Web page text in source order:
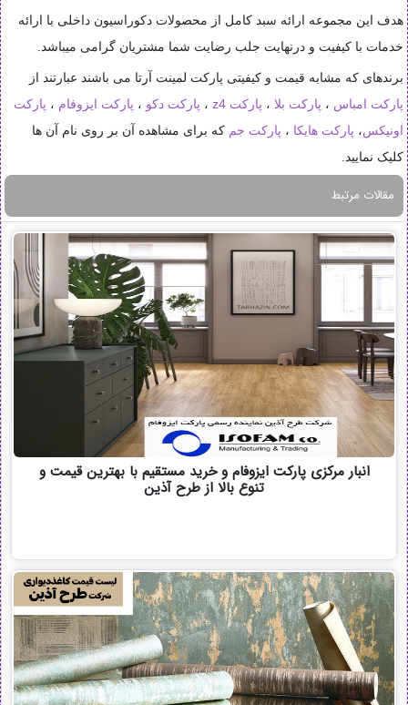
هدف این مجموعه ارائه سبد کامل از محصولات دکوراسیون داخلی با ارائه
خدمات با کیفیت و درنهایت جلب رضایت شما مشتریان گرامی میباشد.
برندهای که مشابه قیمت و کیفیتی پارکت لمینت آرتا می باشند عبارتند از
پارکت امباس ، پارکت بلا، پارکت z4 ، پارکت دکو ، پارکت ایزوفام ، پارکت
اونیکس، پارکت هایکا ، پارکت جم که برای مشاهده آن بر روی نام آن ها
کلیک نمایید.
مقالات مرتبط
انبار مرکزی پارکت ایزوفام و خرید مستقیم با بهترین قیمت و
تنوع بالا از طرح آذین